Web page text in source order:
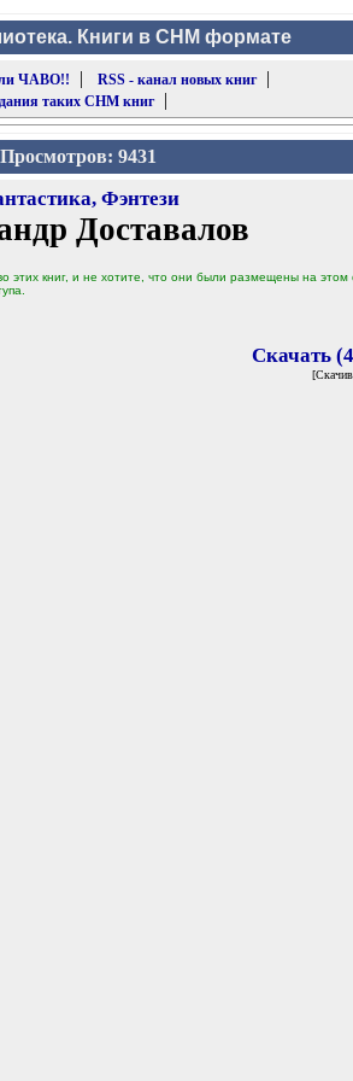
Книги в CHM формате
ЧАВО!! | RSS - канал новых книг|
таких CHM книг|
Просмотров: 9431
Фэнтези
Доставалов
этих книг, и не хотите, что они были размещены на этом
Скачать